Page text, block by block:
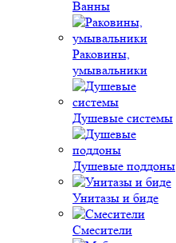
Ванны
Раковины,
умывальники
Душевые системы
Душевые поддоны
Унитазы и биде
Смесители